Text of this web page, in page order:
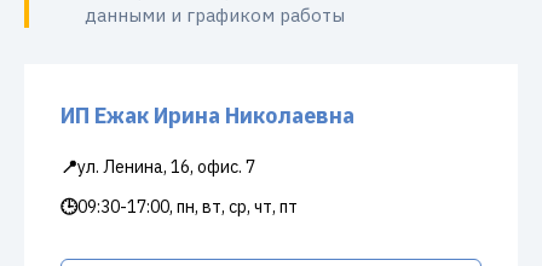
данными и графиком работы
ИП Ежак Ирина Николаевна
📍ул. Ленина, 16, офис. 7
🕒09:30-17:00, пн, вт, ср, чт, пт